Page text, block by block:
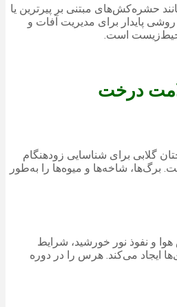
حشره‌کش‌های مبتنی بر پیرترین یا
پایدار برای مدیریت آفات و
محیط‌زیست است.
درخت
گلابی برای شناسایی زودهنگام
برگ‌ها، شاخه‌ها و میوه‌ها را به‌طور
و نفوذ نور خورشید، شرایط
ایجاد می‌کند. هرس را در دوره